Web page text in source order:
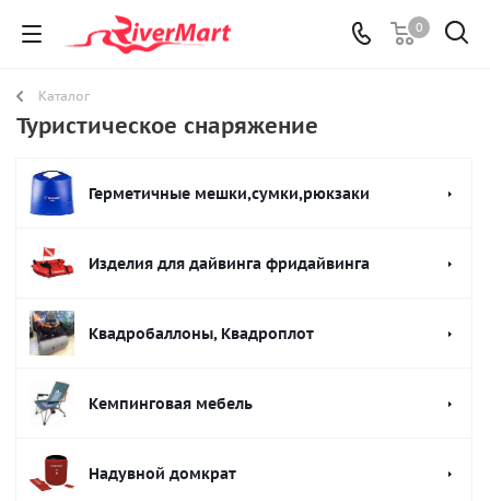
0
Каталог
Туристическое снаряжение
Герметичные мешки,сумки,рюкзаки
Изделия для дайвинга фридайвинга
Квадробаллоны, Квадроплот
Кемпинговая мебель
Надувной домкрат